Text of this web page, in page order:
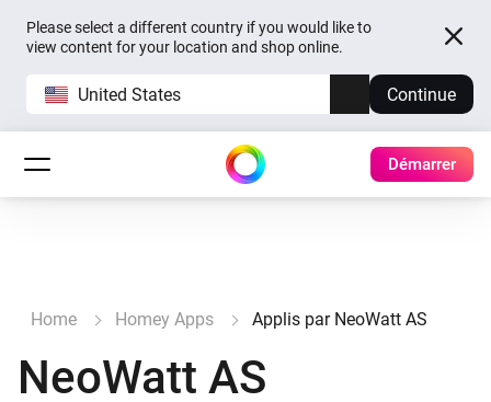
Please select a different country if you would like to
view content for your location and shop online.
United States Continue
Démarrer
Home Homey Apps Applis par NeoWatt AS
NeoWatt AS